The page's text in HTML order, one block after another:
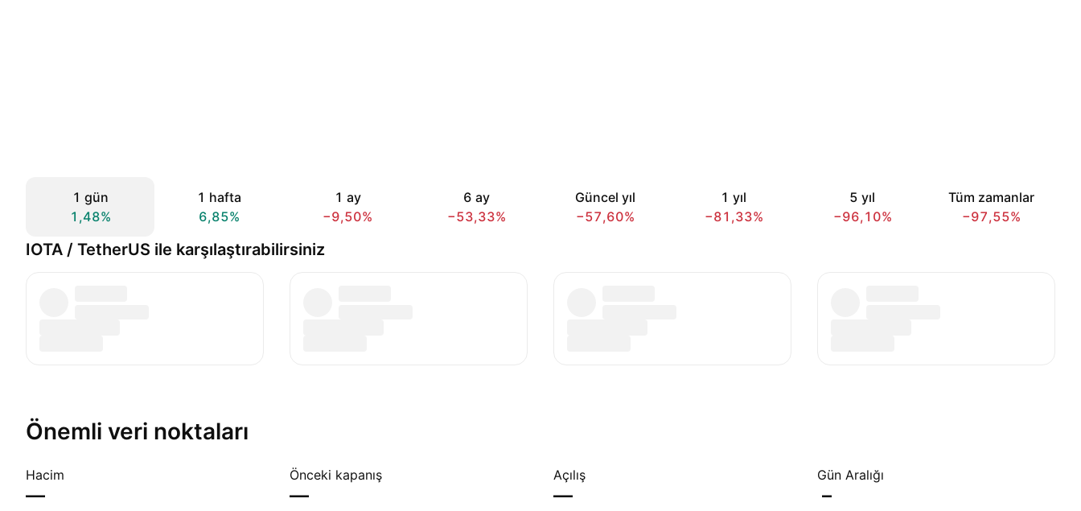
1 gün
1,48%
1 hafta
6,85%
1 ay
−9,50%
6 ay
−53,33%
Güncel yıl
−57,60%
1 yıl
−81,33%
5 yıl
−96,10%
Tüm zamanlar
−97,55%
IOTA / TetherUS ile karşılaştırabilirsiniz
Önemli veri noktaları
Hacim
—
Önceki kapanış
—
Açılış
—
Gün Aralığı
–